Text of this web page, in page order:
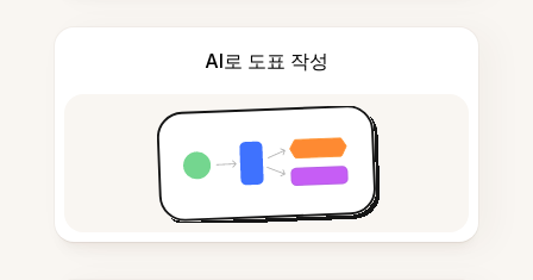
AI로 도표 작성